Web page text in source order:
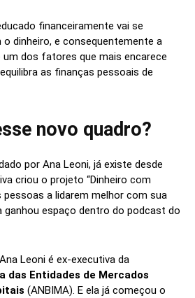
financeiramente vai se
dinheiro, e consequentemente a
um dos fatores que mais encarece
as finanças pessoais de
novo quadro?
por Ana Leoni, já existe desde
criou o projeto “Dinheiro com
pessoas a lidarem melhor com sua
ganhou espaço dentro do podcast do
Leoni é ex-executiva da
das Entidades de Mercados
(ANBIMA). E ela já começou o